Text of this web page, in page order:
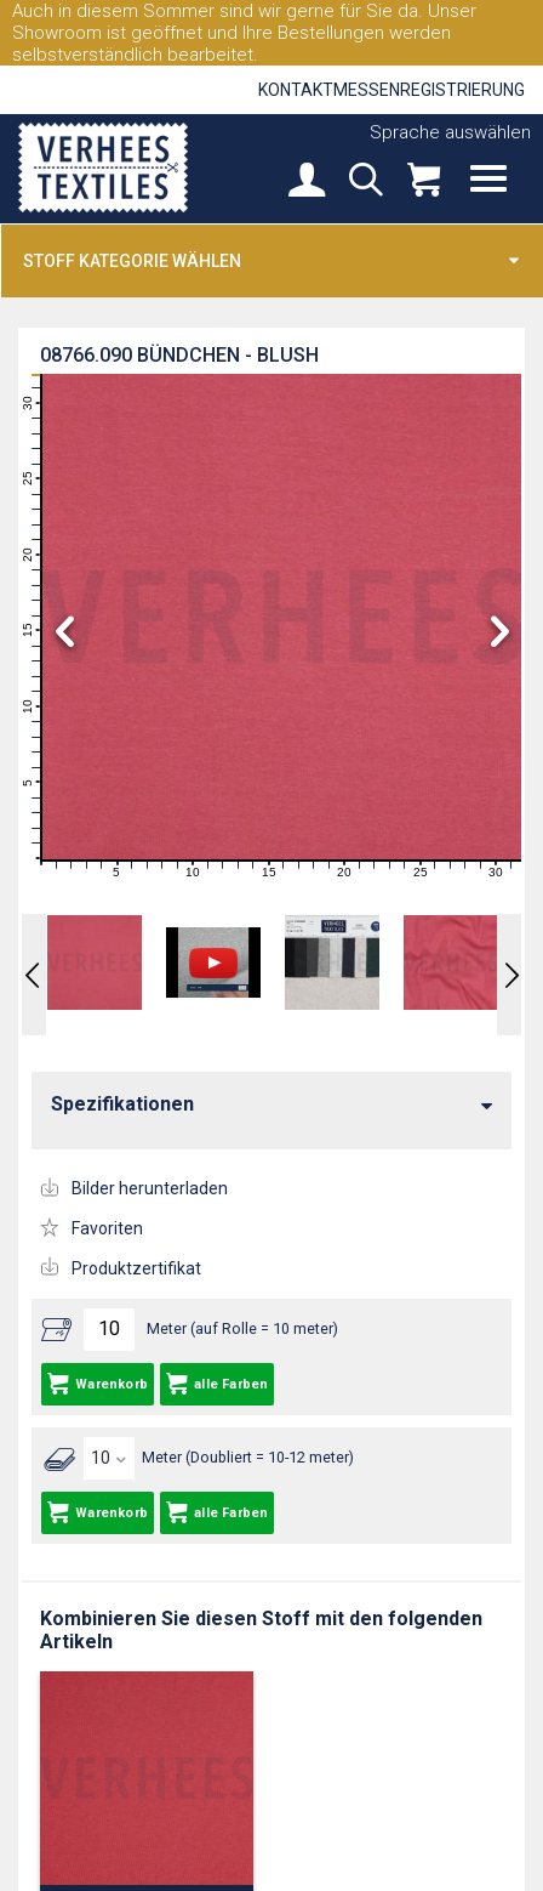
Auch in diesem Sommer sind wir gerne für Sie da. Unser
Showroom ist geöffnet und Ihre Bestellungen werden
selbstverständlich bearbeitet.
KONTAKTMESSEN REGISTRIERUNG
Sprache auswählen
STOFF KATEGORIE WÄHLEN
BÜNDCHEN - BLUSH
08766.090
11
16
21
26
1 2 3 4 6 7 89 11121314 16171819 21222324 26272829 31
Meter (auf Rolle = 10 meter)
Warenkorb alle Farben
Meter (Doubliert = 10-12 meter)
Warenkorb alle Farben
Spezifikationen
Bilder herunterladen
Favoriten
Produktzertifikat
Kombinieren Sie diesen Stoff mit den folgenden
Artikeln